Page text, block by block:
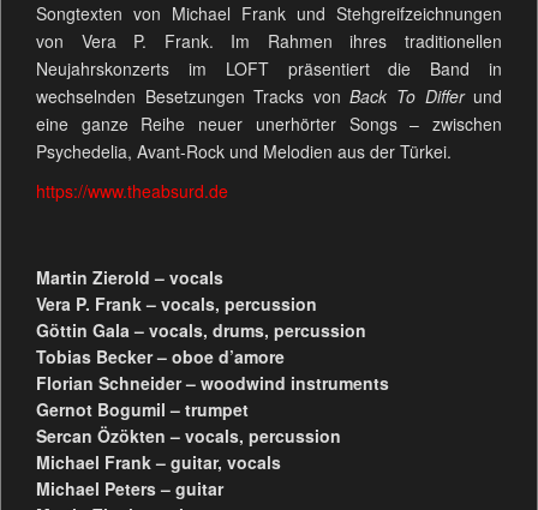
Songtexten von Michael Frank und Stehgreifzeichnungen
von Vera P. Frank. Im Rahmen ihres traditionellen
Neujahrskonzerts im LOFT präsentiert die Band in
wechselnden Besetzungen Tracks vonBack To Differund
eine ganze Reihe neuer unerhörter Songs – zwischen
Psychedelia, Avant-Rock und Melodien aus der Türkei.
https://www.theabsurd.de
Martin Zierold – vocals
Vera P. Frank – vocals, percussion
Göttin Gala – vocals, drums, percussion
Tobias Becker – oboe d’amore
Florian Schneider – woodwind instruments
Gernot Bogumil – trumpet
Sercan Özökten – vocals, percussion
Michael Frank – guitar, vocals
Michael Peters – guitar